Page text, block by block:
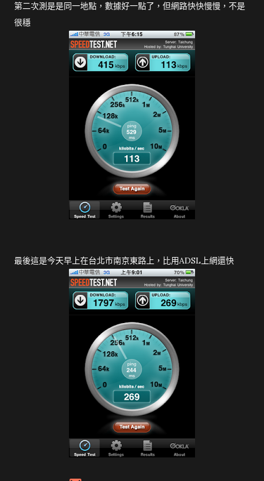
第二次測是是同一地點，數據好一點了，但網路快快慢慢，不是
很穩
最後這是今天早上在台北市南京東路上，比用ADSL上網還快